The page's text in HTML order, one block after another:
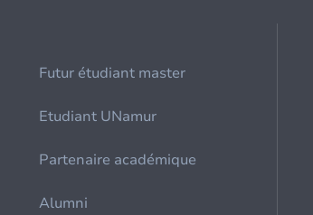
Futur étudiant master
Etudiant UNamur
Partenaire académique
Alumni